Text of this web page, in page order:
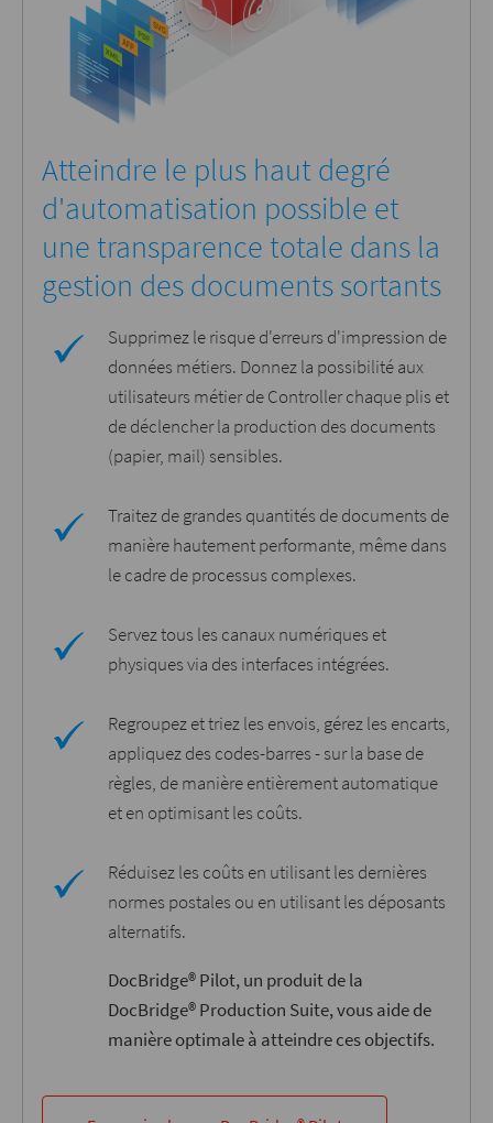
Atteindre le plus haut degré
d'automatisation possible et
une transparence totale dans la
gestion des documents sortants
Supprimez le risque d'erreurs d'impression de
données métiers. Donnez la possibilité aux
utilisateurs métier de Controller chaque plis et
de déclencher la production des documents
(papier, mail) sensibles.
Traitez de grandes quantités de documents de
manière hautement performante, même dans
le cadre de processus complexes.
Servez tous les canaux numériques et
physiques via des interfaces intégrées.
Regroupez et triez les envois, gérez les encarts,
appliquez des codes-barres - sur la base de
règles, de manière entièrement automatique
et en optimisant les coûts.
Réduisez les coûts en utilisant les dernières
normes postales ou en utilisant les déposants
alternatifs.
DocBridge® Pilot, un produit de la
DocBridge® Production Suite, vous aide de
manière optimale à atteindre ces objectifs.